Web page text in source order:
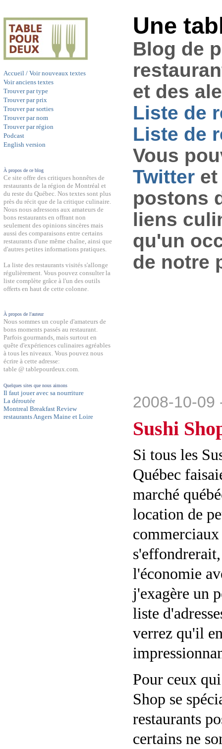
Accueil / Voir nouveaux textes
Voir anciens textes
Trouver par type
Trouver par prix
Trouver par sorties
Trouver par nom
Trouver par région
Podcast
English version
À propos de ce blog
Ce site offre des critiques honnêtes de
restaurants de la région de Montréal et
du reste du Québec. Nos textes sont plus
près du récit que de la critique culinaire.
Nous nous adressons aux amateurs de
bons restaurants en offrant non
seulement des opinions sincères mais
aussi des comparaisons entre certains
restaurants d'une même chaîne, ainsi que
d'autres petites informations pratiques.
La liste des restaurants visités s'allonge
régulièrement. Vous pouvez consulter la
liste complète grâce à l'un des outils
offerts en haut de cette colonne.
À propos de l'auteur
Nous sommes un couple d'amateurs de
bons moments passés au restaurant.
Parfois gourmands, mais surtout en
quête d'expériences culinaires agréables
à tous les niveaux. Vous pouvez nous
écrire à cette adresse:
table @ tablepourdeux.com.
Quelques sites que nous aimons
Il faut jouer avec sa nourriture
La déroutée
Montreal Breakfast Review
restaurants Angers Maine et Loire
Une
Blog de
et des
Liste de
Liste de
Vous
Twitter
postons
liens
qu'un
de notre
2008-10-09
Sushi
Si tous les
Québec
marché
location de
commerciaux
l'économie
j'exagère un
liste
verrez qu'il
Pour ceux
Shop se
restaurants
certains ne